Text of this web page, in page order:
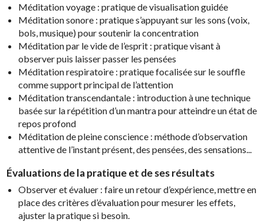
Méditation voyage : pratique de visualisation guidée
Méditation sonore : pratique s’appuyant sur les sons (voix,
bols, musique) pour soutenir la concentration
Méditation par le vide de l’esprit : pratique visant à
observer puis laisser passer les pensées
Méditation respiratoire : pratique focalisée sur le souffle
comme support principal de l’attention
Méditation transcendantale : introduction à une technique
basée sur la répétition d’un mantra pour atteindre un état de
repos profond
Méditation de pleine conscience : méthode d’observation
attentive de l’instant présent, des pensées, des sensations...
Évaluations de la pratiqueet de ses résultats
Observer et évaluer : faire un retour d’expérience, mettre en
place des critères d’évaluation pour mesurer les effets,
ajuster la pratique si besoin.